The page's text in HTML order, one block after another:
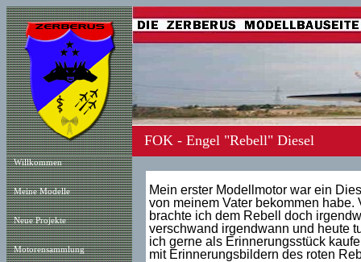
Willkommen
Meine Modelle
Neue Projekte
Motorensammlung
FOK - Engel "Rebell" Diesel
Mein erster Modellmotor war ein
von meinem Vater bekommen
brachte ich dem Rebell doch
verschwand irgendwann und heute
ich gerne als Erinnerungsstück
mit Erinnerungsbildern des roten